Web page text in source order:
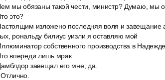
мы обязаны такой чести, министр? Думаю, мы
это?
изложено последняя воля и завещание
рональду билиус уизли я оставляю мой
собственного производства в
впереди лишь мрак.
завещал его мне, да.
Отлично.